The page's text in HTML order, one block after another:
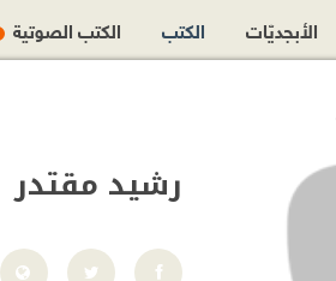
رشيد مقتدر
الأبجديّات الكتب الكتب الصوتية